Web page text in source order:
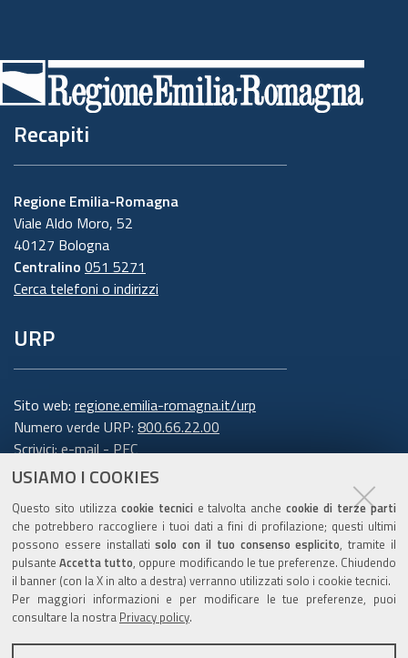
USIAMO I COOKIES
Questo sito utilizza cookie tecnici e talvolta anchecookie di terze parti
che potrebbero raccogliere i tuoi dati a fini di profilazione; questi ultimi
possono essere installatisolo con il tuo consenso esplicito, tramite il
pulsanteAccetta tutto, oppure modificando le tue preferenze. Chiudendo
il banner (con la X in alto a destra) verranno utilizzati solo i cookie tecnici.
Per maggiori informazioni e per modificare le tue preferenze, puoi
consultare la nostra Privacy policy.
Recapiti
Regione Emilia-Romagna
Viale Aldo Moro, 52
40127 Bologna
Centralino 051 5271
Cerca telefoni o indirizzi
URP
Sito web: regione.emilia-romagna.it/urp
Numero verde URP: 800.66.22.00
Scrivici:e-mail-PEC
Trasparenza
Amministrazione trasparente
Note legali e copyright
Privacy e cookie
Gestisci i cookie